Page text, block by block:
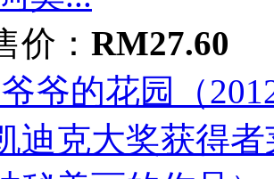
价： RM27.60